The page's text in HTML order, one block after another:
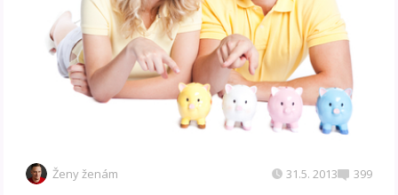
Ženy ženám 31.5. 2013 399